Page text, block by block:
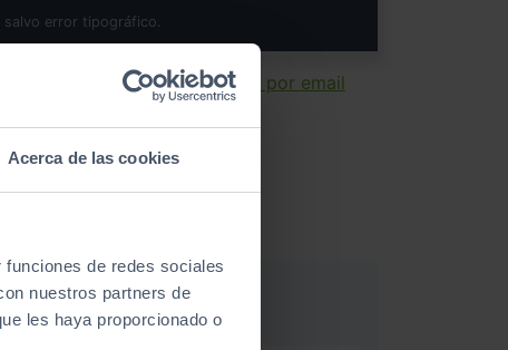
Acerca de las cookies
de redes sociales
nuestros partners de
les haya proporcionado o
salvo error tipográfico.
Enviar por email